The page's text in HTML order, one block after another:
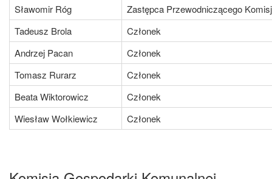
Sławomir Róg
Zastępca Przewodniczącego
Tadeusz Brola
Członek
Andrzej Pacan
Członek
Tomasz Rurarz
Członek
Beata Wiktorowicz
Członek
Wiesław Wołkiewicz
Członek